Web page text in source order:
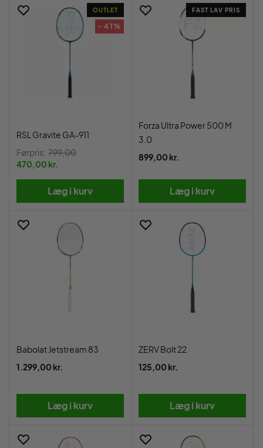
OUTLET
- 41%
RSL Gravite GA-911
Førpris: 799,00
470,00 kr.
Læg i kurv
FAST LAV PRIS
Forza Ultra Power 500 M
3.0
899,00 kr.
Læg i kurv
Babolat Jetstream 83
1.299,00 kr.
Læg i kurv
ZERV Bolt 22
125,00 kr.
Læg i kurv